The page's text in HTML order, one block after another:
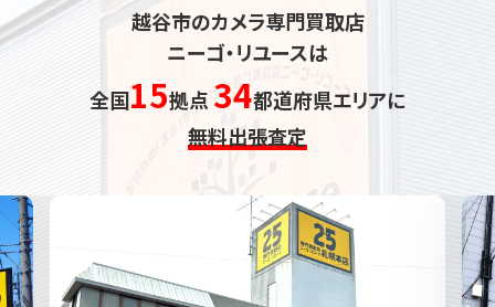
越谷市のカメラ専門買取店
ニーゴ・リユースは
全国15拠点 34都道府県エリアに
無料出張査定